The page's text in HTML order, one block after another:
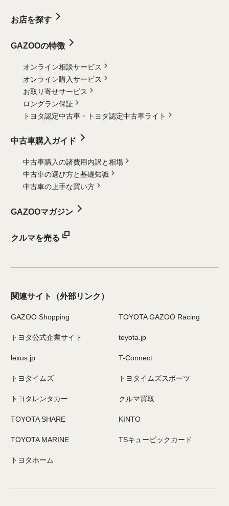
お店を探す
GAZOOの特徴
オンライン相談サービス
オンライン購入サービス
お取り寄せサービス
ロングラン保証
トヨタ認定中古車・
トヨタ認定中古車ライト
中古車購入ガイド
中古車購入の諸費用内訳と相場
中古車の選び方と基礎知識
中古車の上手な買い方
GAZOOマガジン
クルマを売る
関連サイト （外部リンク）
GAZOO Shopping TOYOTA GAZOO Racing
トヨタ公式企業サイト toyota.jp
lexus.jp T-Connect
トヨタイムズ トヨタイムズスポーツ
トヨタレンタカー クルマ買取
TOYOTA SHARE KINTO
TOYOTA MARINE TSキュービックカード
トヨタホーム